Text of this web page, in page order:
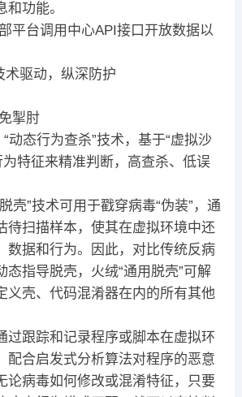
功能。
平台调用中心API接口开放数据以
术驱动，纵深防护
掣肘
动态行为查杀”技术，基于“虚拟沙
特征来精准判断，高查杀、低误
壳”技术可用于戳穿病毒“伪装”，通
待扫描样本，使其在虚拟环境中还
数据和行为。因此，对比传统反病
态指导脱壳，火绒“通用脱壳”可解
义壳、代码混淆器在内的所有其他
过跟踪和记录程序或脚本在虚拟环
配合启发式分析算法对程序的恶意
论病毒如何修改或混淆特征，只要